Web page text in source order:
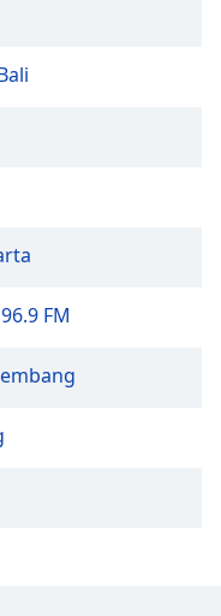
FM